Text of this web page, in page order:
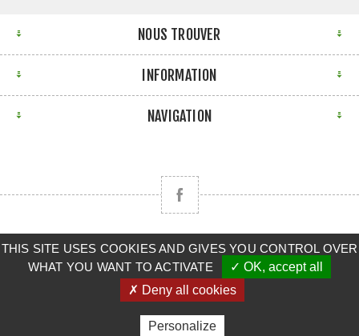
NOUS TROUVER
INFORMATION
NAVIGATION
Copyright © 2026 CLAAS BRETAGNE SUD. Tous droits
réservés.
Powered by nopCommerce
THIS SITE USES COOKIES AND GIVES YOU CONTROL OVER
WHAT YOU WANT TO ACTIVATE
✓ OK, accept all
✗ Deny all cookies
Personalize